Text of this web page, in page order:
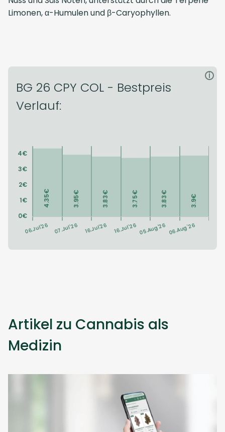
Limonen, α-Humulen und β-Caryophyllen.
BG 26 CPY COL - Bestpreis
Verlauf:
i
Artikel zu Cannabis als
Medizin